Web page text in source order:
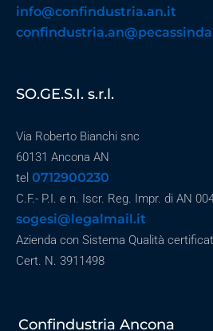
info@confindustria.an.it
SO.GE.S.I. s.r.l.
Via Roberto Bianchi snc
60131 Ancona AN
tel 0712900230
C.F.- P.I. e n. Iscr. Reg. Impr. di AN
sogesi@legalmail.it
Azienda con Sistema Qualità
Cert. N. 3911498
Confindustria Ancona